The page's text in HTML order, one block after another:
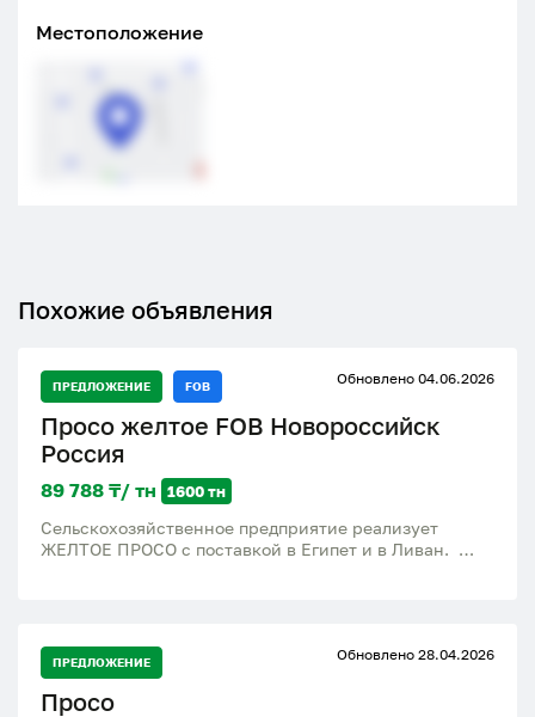
Местоположение
Похожие объявления
ПРЕДЛОЖЕНИЕ FOB Обновлено 04.06.2026
Просо желтое FOB Новороссийск
Россия
89 788 ₸/ тн 1600 тн
Сельскохозяйственное предприятие реализует
ЖЕЛТОЕ ПРОСО с поставкой в Египет и в Ливан.
Просим Вас уточнять цену у наших менеджеров на
текущий момент!
ПРЕДЛОЖЕНИЕ Обновлено 28.04.2026
Просо